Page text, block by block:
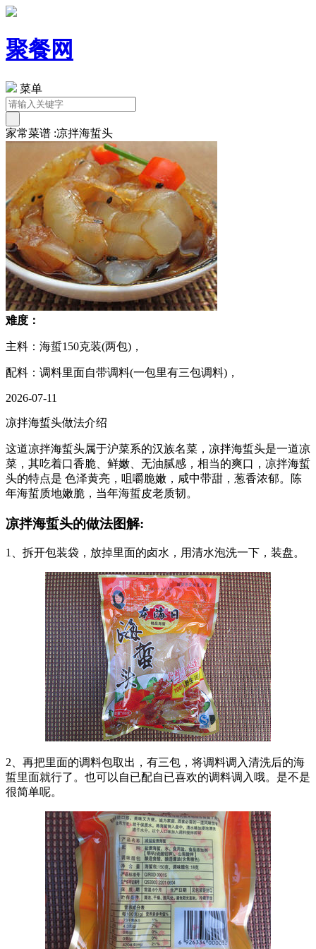
聚餐网
菜单
家常菜谱 :凉拌海蜇头
难度：
主料：海蜇150克装(两包)，
配料：调料里面自带调料(一包里有三包调料)，
2026-07-11
凉拌海蜇头做法介绍
这道凉拌海蜇头属于沪菜系的汉族名菜，凉拌海蜇头是一道凉
菜，其吃着口香脆、鲜嫩、无油腻感，相当的爽口，凉拌海蜇
头的特点是 色泽黄亮，咀嚼脆嫩，咸中带甜，葱香浓郁。陈
年海蜇质地嫩脆，当年海蜇皮老质韧。
凉拌海蜇头的做法图解:
1、拆开包装袋，放掉里面的卤水，用清水泡洗一下，装盘。
2、再把里面的调料包取出，有三包，将调料调入清洗后的海
蜇里面就行了。也可以自已配自已喜欢的调料调入哦。是不是
很简单呢。